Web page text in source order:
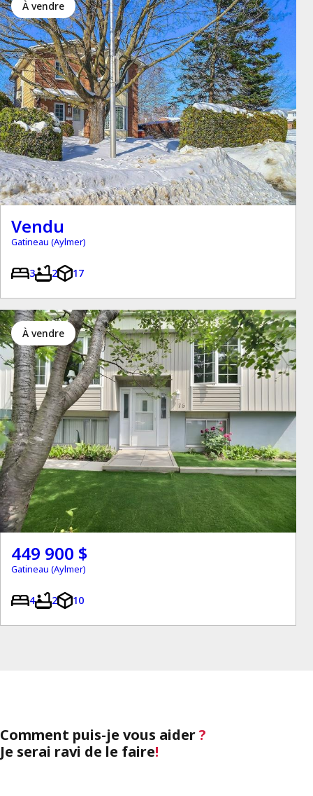
à vendre
Vendu
Gatineau (Aylmer)
3 2 17
à vendre
449 900 $
Gatineau (Aylmer)
4 2 10
Comment puis-je vous aider?
Je serai ravi de le faire!